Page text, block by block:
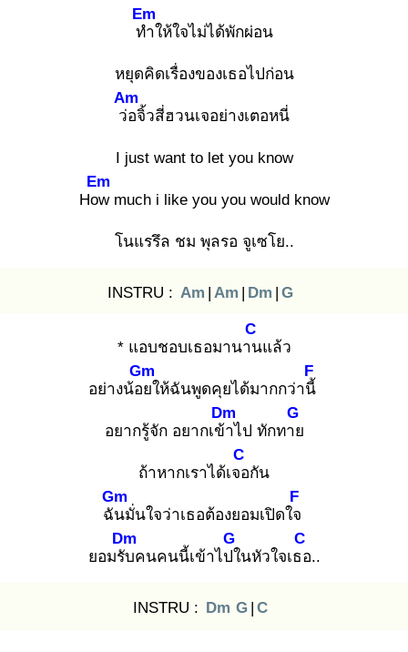
ทำ
Em
ให้ใจไม่ได้พักผ่อน
หยุดคิดเรื่องของเธอไปก่อน
ว่อ
Am
จิ้วสี่ฮวนเจอย่างเตอหนี่
I just want to let you know
How
Em
much i like you you would know
โนแรรึล ชม พุลรอ จูเซโย..
INSTRU : Am | Am | Dm | G
* แอบชอบเธอมานาน
C
แล้ว
อย่างน้อย
Gm
ให้ฉันพูดคุยได้มากกว่านี้
F
อยากรู้จัก อยากเข้า
Dm
ไป ทักทาย
G
ถ้าหากเราได้เจอ
C
กัน
ฉัน
Gm
มั่นใจว่าเธอต้องยอมเปิดใจ
F
ยอมรับ
Dm
คนคนนี้เข้าไปใ
G
นหัวใจเธอ
C
..
INSTRU : Dm G | C